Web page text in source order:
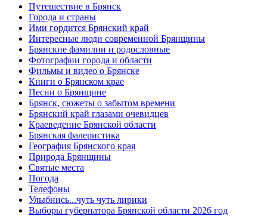
Путешествие в Брянск
Города и страны
Ими гордится Брянский край
Интересные люди современной Брянщины
Брянские фамилии и родословные
Фотографии города и области
Фильмы и видео о Брянске
Книги о Брянском крае
Песни о Брянщине
Брянск, сюжеты о забытом времени
Брянский край глазами очевидцев
Краеведение Брянской области
Брянская фалеристика
География Брянского края
Природа Брянщины
Святые места
Погода
Телефоны
Улыбнись...чуть чуть лирики
Выборы губернатора Брянской области 2026 год